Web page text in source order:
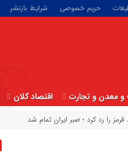
حریم خصوصی شرایط بازنشر
معدن و تجارت اقتصاد کلان
را رد کرد ؛ صبر ایران تمام شد